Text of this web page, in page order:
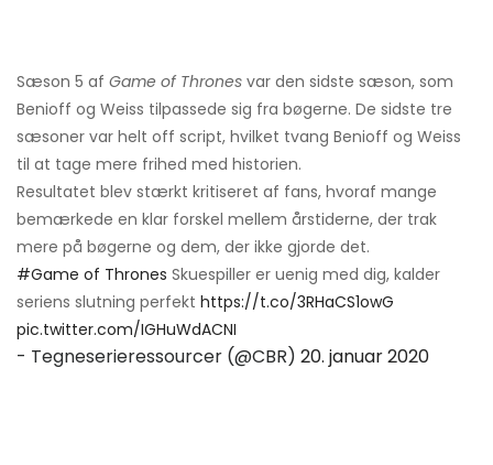
Sæson 5 af Game of Thrones var den sidste sæson, som
Benioff og Weiss tilpassede sig fra bøgerne. De sidste tre
sæsoner var helt off script, hvilket tvang Benioff og Weiss
til at tage mere frihed med historien.
Resultatet blev stærkt kritiseret af fans, hvoraf mange
bemærkede en klar forskel mellem årstiderne, der trak
mere på bøgerne og dem, der ikke gjorde det.
#Game of Thrones Skuespiller er uenig med dig, kalder
seriens slutning perfekt https://t.co/3RHaCS1owG
pic.twitter.com/IGHuWdACNI
- Tegneserieressourcer (@CBR) 20. januar 2020